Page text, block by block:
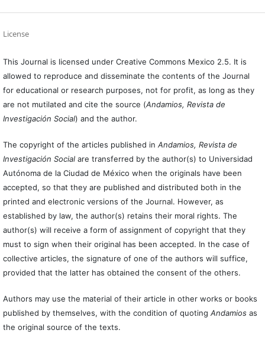
License
This Journal is licensed under Creative Commons Mexico 2.5. It is
allowed to reproduce and disseminate the contents of the Journal
for educational or research purposes, not for profit, as long as they
are not mutilated and cite the source (Andamios, Revista de
Investigación Social) and the author.
The copyright of the articles published in Andamios, Revista de
Investigación Socialare transferred by the author(s) to Universidad
Autónoma de la Ciudad de México when the originals have been
accepted, so that they are published and distributed both in the
printed and electronic versions of the Journal. However, as
established by law, the author(s) retains their moral rights. The
author(s) will receive a form of assignment of copyright that they
must to sign when their original has been accepted. In the case of
collective articles, the signature of one of the authors will suffice,
provided that the latter has obtained the consent of the others.
Authors may use the material of their article in other works or books
published by themselves, with the condition of quoting Andamiosas
the original source of the texts.